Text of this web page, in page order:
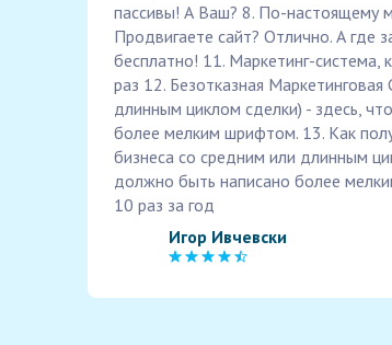
пассивы! А Ваш? 8. По-настоящему
Продвигаете сайт? Отлично. А где
бесплатно! 11. Маркетинг-система,
раз 12. Безотказная
длинным циклом сделки) - здесь,
более мелким шрифтом. 13. Как
бизнеса со средним или длинным
должно быть написано более
10 раз за год
Игор Ивчевски